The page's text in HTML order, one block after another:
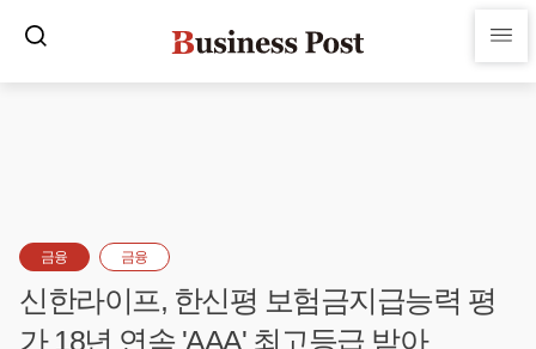
금융 금융
신한라이프, 한신평 보험금지급능력 평
가 18년 연속 'AAA' 최고등급 받아